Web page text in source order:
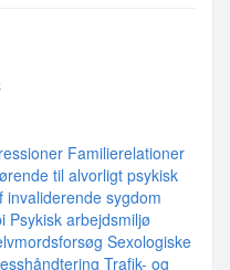
Familierelationer
til alvorligt psykisk
invaliderende sygdom
Psykisk arbejdsmiljø
Sexologiske
Trafik- og